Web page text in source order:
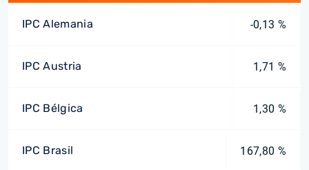
IPC Alemania -0,13 %
IPC Austria 1,71 %
IPC Bélgica 1,30 %
IPC Brasil 167,80 %